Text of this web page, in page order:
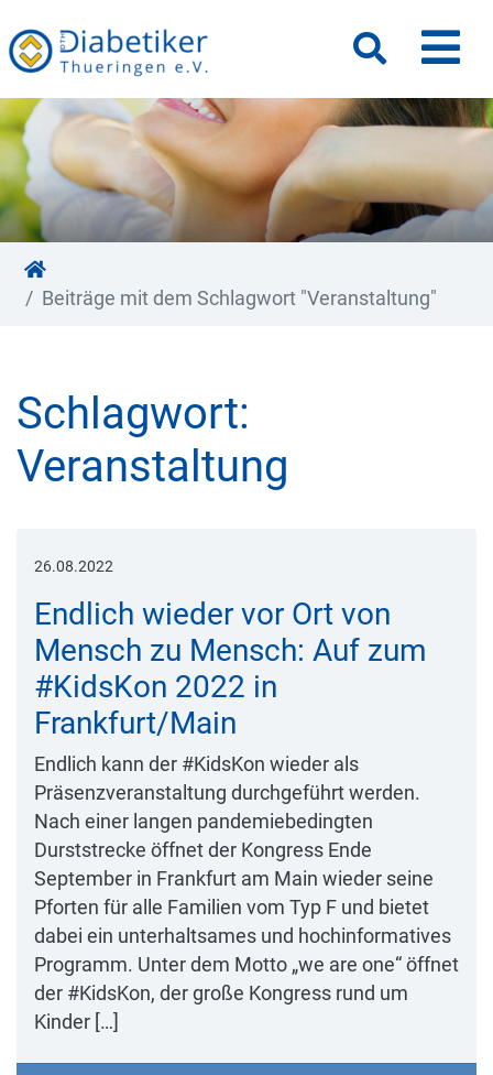
Beiträge mit dem Schlagwort "Veranstaltung"
Schlagwort:
Veranstaltung
26.08.2022
Endlich wieder vor Ort von
Mensch zu Mensch: Auf zum
#KidsKon 2022 in
Frankfurt/Main
Endlich kann der #KidsKon wieder als
Präsenzveranstaltung durchgeführt werden.
Nach einer langen pandemiebedingten
Durststrecke öffnet der Kongress Ende
September in Frankfurt am Main wieder seine
Pforten für alle Familien vom Typ F und bietet
dabei ein unterhaltsames und hochinformatives
Programm. Unter dem Motto „we are one“ öffnet
der #KidsKon, der große Kongress rund um
Kinder […]